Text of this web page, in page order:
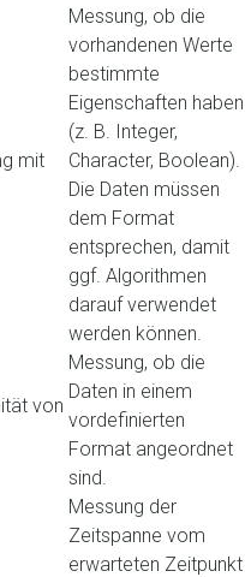
mit
Messung, ob die
vorhandenen Werte
bestimmte
Eigenschaften haben
(z. B. Integer,
Character, Boolean).
Die Daten müssen
dem Format
entsprechen, damit
ggf. Algorithmen
darauf verwendet
werden können.
von
Messung, ob die
Daten in einem
vordefinierten
Format angeordnet
sind.
Messung der
Zeitspanne vom
erwarteten Zeitpunkt